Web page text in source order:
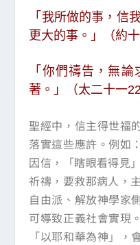
「我所做的事，信
更大的事。」（約十
「你們禱告，無
著。」（太二十一22
聖經中，信主得世福
落實這些應許。例如
因信，「瞎眼看得見
祈禱，要救那病人，
自由派、解放神學家
可導致正義社會實現
「以耶和華為神」